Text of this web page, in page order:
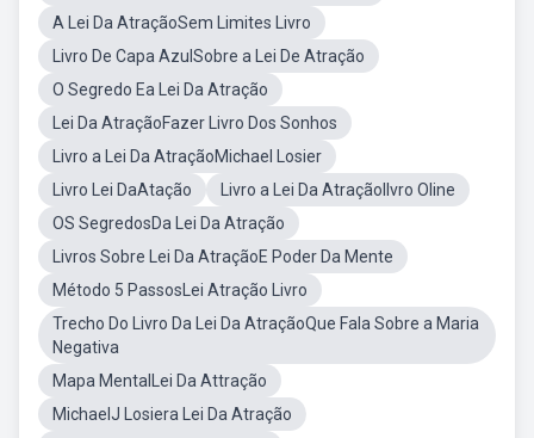
A Lei Da AtraçãoSem Limites Livro
Livro De Capa AzulSobre a Lei De Atração
O Segredo Ea Lei Da Atração
Lei Da AtraçãoFazer Livro Dos Sonhos
Livro a Lei Da AtraçãoMichael Losier
Livro Lei DaAtação
Livro a Lei Da AtraçãoIlvro Oline
OS SegredosDa Lei Da Atração
Livros Sobre Lei Da AtraçãoE Poder Da Mente
Método 5 PassosLei Atração Livro
Trecho Do Livro Da Lei Da AtraçãoQue Fala Sobre a Maria
Negativa
Mapa MentalLei Da Attração
MichaelJ Losiera Lei Da Atração